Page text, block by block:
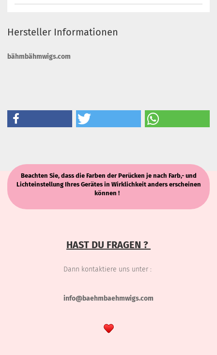
Hersteller Informationen
bähmbähmwigs.com
Beachten Sie, dass die Farben der Perücken je nach Farb,- und
Lichteinstellung Ihres Gerätes in Wirklichkeit anders erscheinen
können !
HAST DU FRAGEN ?
Dann kontaktiere uns unter :
info@baehmbaehmwigs.com